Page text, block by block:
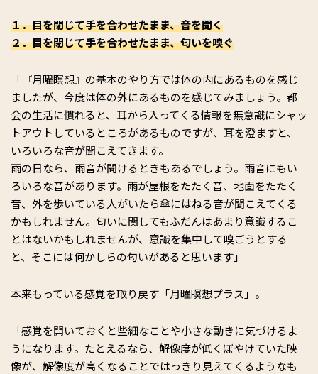
１．目を閉じて手を合わせたまま、音を聞く
２．目を閉じて手を合わせたまま、匂いを嗅ぐ
「『月曜瞑想』の基本のやり方では体の内にあるものを感じ
ましたが、今度は体の外にあるものを感じてみましょう。都
会の生活に慣れると、耳から入ってくる情報を無意識にシャッ
トアウトしているところがあるものですが、耳を澄ますと、
いろいろな音が聞こえてきます。
雨の日なら、雨音が聞けるときもあるでしょう。雨音にもい
ろいろな音があります。雨が屋根をたたく音、地面をたたく
音、外を歩いている人がいたら傘にはねる音が聞こえてくる
かもしれません。匂いに関してもふだんはあまり意識するこ
とはないかもしれませんが、意識を集中して嗅ごうとする
と、そこには何かしらの匂いがあると思います」
本来もっている感覚を取り戻す「月曜瞑想プラス」。
「感覚を開いておくと些細なことや小さな動きに気づけるよ
うになります。たとえるなら、解像度が低くぼやけていた映
像が、解像度が高くなることではっきり見えてくるようなも